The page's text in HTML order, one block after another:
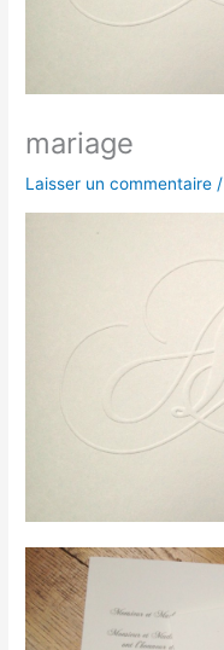
mariage
Laisser un commentaire /